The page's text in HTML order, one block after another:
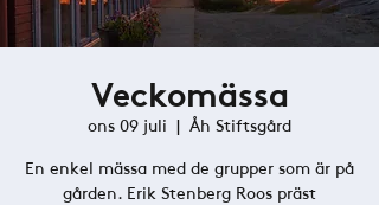
Veckomässa
ons 09 juli
  |
Åh Stiftsgård
En enkel mässa med de grupper som är på
gården. Erik Stenberg Roos präst